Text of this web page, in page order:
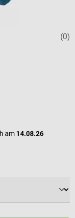
(0)
am 14.08.26